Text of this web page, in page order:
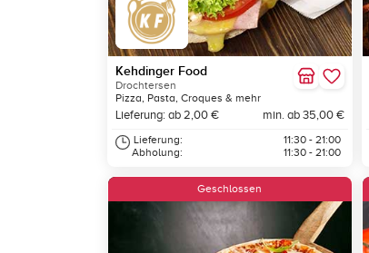
Kehdinger Food
Drochtersen
Pizza, Pasta, Croques & mehr
Lieferung: ab 2,00 € min. ab 35,00 €
Lieferung:
Abholung:
11:30 - 21:00
11:30 - 21:00
Geschlossen